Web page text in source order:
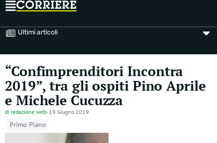
Ultimi articoli
“Confimprenditori Incontra
2019”, tra gli ospiti Pino Aprile
e Michele Cucuzza
di redazione web- 19 Giugno 2019
Primo Piano